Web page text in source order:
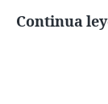
Continua